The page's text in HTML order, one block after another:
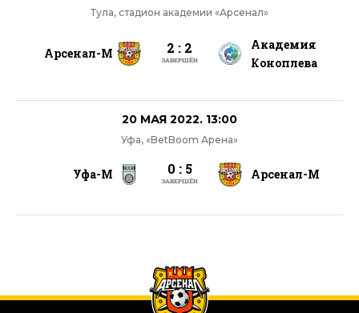
Тула, стадион академии «Арсенал»
Арсенал-М 2 : 2
ЗАВЕРШЁН
Академия
Коноплева
20 МАЯ 2022. 13:00
Уфа, «BetBoom Арена»
Уфа-М 0 : 5
ЗАВЕРШЁН Арсенал-М